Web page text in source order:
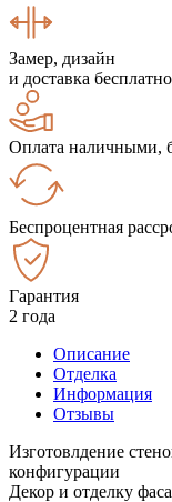
Замер, дизайн
и доставка бесплатно
Оплата наличными,
Беспроцентная
Гарантия
2 года
Описание
Отделка
Информация
Отзывы
Изготовлдение
конфигурации
Декор и отделку